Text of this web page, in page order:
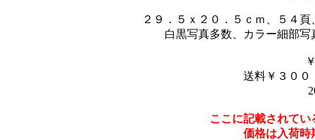
２９．５ｘ２０．５ｃｍ、５４
白黒写真多数、カラー細部
送料￥３００
ここに記載されて
価格は入荷時